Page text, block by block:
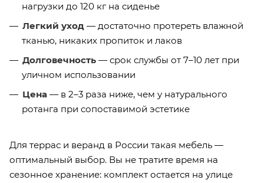
нагрузки до 120 кг на сиденье
Легкий уход — достаточно протереть влажной
тканью, никаких пропиток и лаков
Долговечность — срок службы от 7–10 лет при
уличном использовании
Цена — в 2–3 раза ниже, чем у натурального
ротанга при сопоставимой эстетике
Для террас и веранд в России такая мебель —
оптимальный выбор. Вы не тратите время на
сезонное хранение: комплект остается на улице